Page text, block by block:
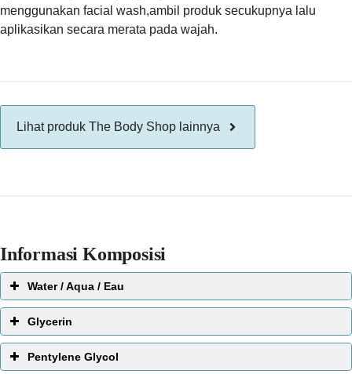
menggunakan facial wash,ambil produk secukupnya lalu
aplikasikan secara merata pada wajah.
Lihat produk The Body Shop lainnya
Informasi Komposisi
Water / Aqua / Eau
EWG Score:
1
Glycerin
Pentylene Glycol